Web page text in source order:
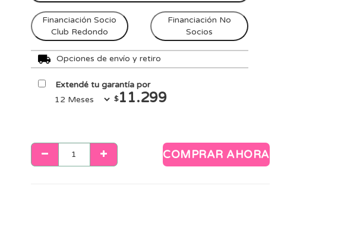
Financiación Socio
Club Redondo
Financiación No
Socios
Opciones de envío y retiro
Extendé tu garantía por
$11.299
COMPRAR AHORA